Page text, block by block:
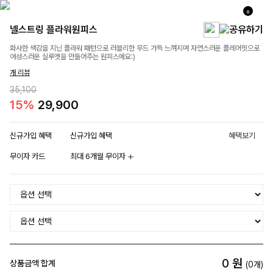
0
넬스트링 플라워원피스
화사한 색감을 지닌 플라워 패턴으로 러블리한 무드 가득 느껴지며 자연스러운 플레어핏으로
여성스러운 실루엣을 만들어주는 원피스에요:)
개 리뷰
35,100
15% 29,900
신규가입 혜택 신규가입 혜택 혜택보기
무이자 카드 최대 6개월 무이자
상품금액 합계 0 원 (0개)